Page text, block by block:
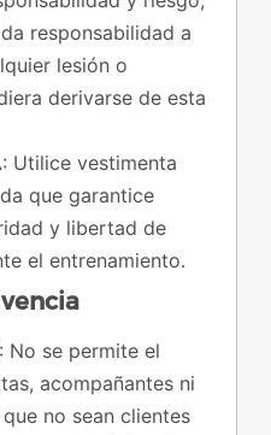
responsabilidad a
lesión o
derivarse de esta
Utilice vestimenta
que garantice
y libertad de
el entrenamiento.
No se permite el
acompañantes ni
no sean clientes